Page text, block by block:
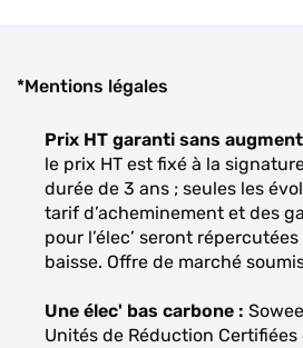
*Mentions légales
Prix HT garanti sans
le prix HT est fixé à la
durée de 3 ans ; seules les
tarif d’acheminement et des
pour l’élec’ seront
baisse. Offre de marché
Une élec' bas carbone :
Unités de Réduction Certifiées